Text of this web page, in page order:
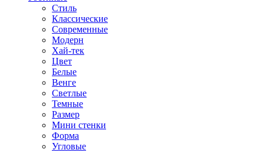
Стиль
Классические
Современные
Модерн
Хай-тек
Цвет
Белые
Венге
Светлые
Темные
Размер
Мини стенки
Форма
Угловые